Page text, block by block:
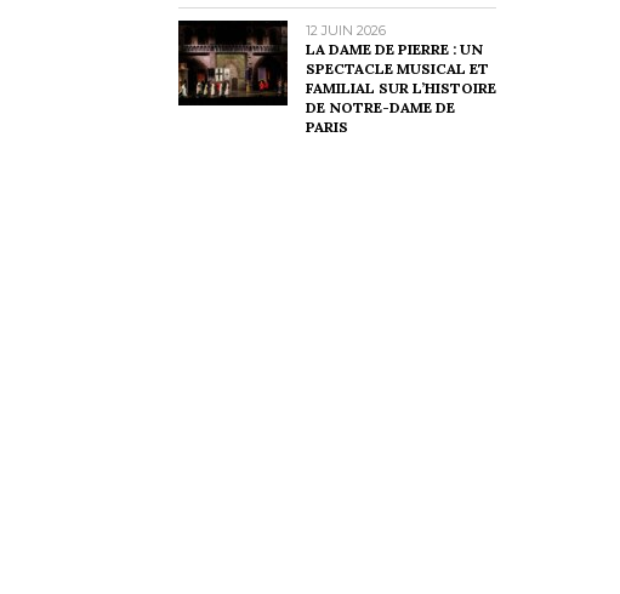
12 JUIN 2026
LA DAME DE PIERRE : UN
SPECTACLE MUSICAL ET
FAMILIAL SUR L’HISTOIRE
DE NOTRE-DAME DE
PARIS